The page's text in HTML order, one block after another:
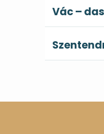
Vác –